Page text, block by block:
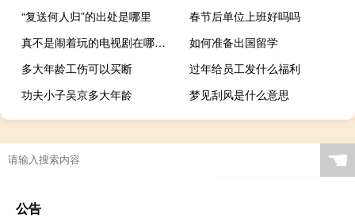
“复送何人归”的出处是哪里
春节后单位上班好吗吗
真不是闹着玩的电视剧在哪拍的（真不是闹着玩的电视剧）
如何准备出国留学
多大年龄工伤可以买断
过年给员工发什么福利
功夫小子吴京多大年龄
梦见刮风是什么意思
☚
公告